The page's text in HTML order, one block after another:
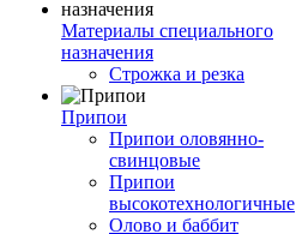
Материалы специального
назначения
Строжка и резка
Припои
Припои оловянно-
свинцовые
Припои
высокотехнологичные
Олово и баббит